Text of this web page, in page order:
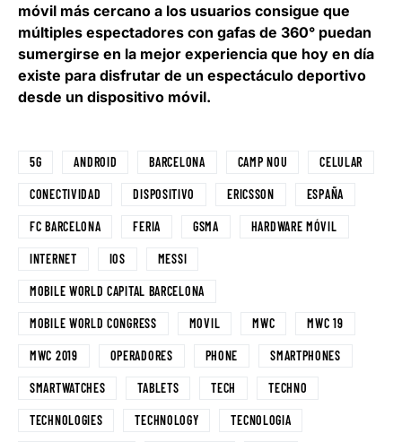
móvil más cercano a los usuarios consigue que
múltiples espectadores con gafas de 360° puedan
sumergirse en la mejor experiencia que hoy en día
existe para disfrutar de un espectáculo deportivo
desde un dispositivo móvil.
5G ANDROID BARCELONA CAMP NOU CELULAR
CONECTIVIDAD DISPOSITIVO ERICSSON ESPAÑA
FC BARCELONA FERIA GSMA HARDWARE MÓVIL
INTERNET IOS MESSI
MOBILE WORLD CAPITAL BARCELONA
MOBILE WORLD CONGRESS MOVIL MWC MWC 19
MWC 2019 OPERADORES PHONE SMARTPHONES
SMARTWATCHES TABLETS TECH TECHNO
TECHNOLOGIES TECHNOLOGY TECNOLOGIA